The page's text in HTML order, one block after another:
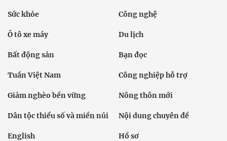
Sức khỏe Công nghệ
Ô tô xe máy Du lịch
Bất động sản Bạn đọc
Tuần Việt Nam Công nghiệp hỗ trợ
Giảm nghèo bền vững Nông thôn mới
Dân tộc thiểu số và miền núi Nội dung chuyên đề
English Hồ sơ